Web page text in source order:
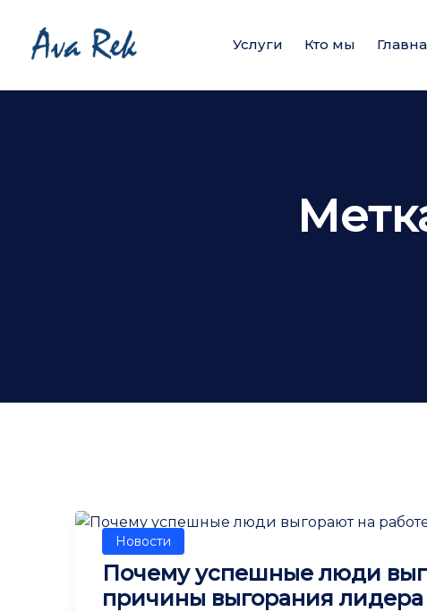
Услуги Кто мы
Новости
Почему успешные люди
причины выгорания лидера